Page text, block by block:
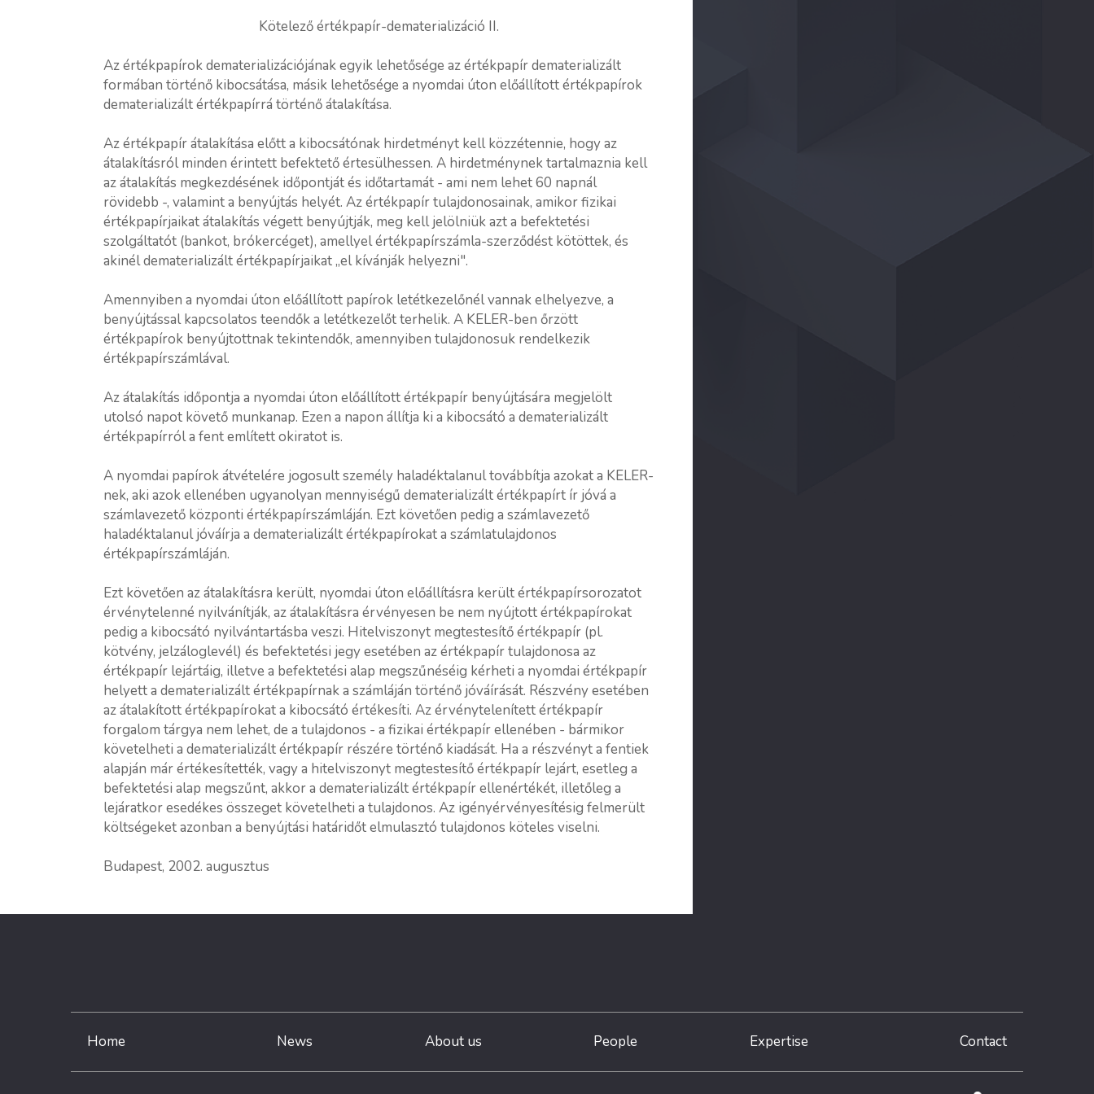
Kötelező értékpapír-dematerializáció II.
Az értékpapírok dematerializációjának egyik lehetősége az értékpapír dematerializált
formában történő kibocsátása, másik lehetősége a nyomdai úton előállított értékpapírok
dematerializált értékpapírrá történő átalakítása.
Az értékpapír átalakítása előtt a kibocsátónak hirdetményt kell közzétennie, hogy az
átalakításról minden érintett befektető értesülhessen. A hirdetménynek tartalmaznia kell
az átalakítás megkezdésének időpontját és időtartamát - ami nem lehet 60 napnál
rövidebb -, valamint a benyújtás helyét. Az értékpapír tulajdonosainak, amikor fizikai
értékpapírjaikat átalakítás végett benyújtják, meg kell jelölniük azt a befektetési
szolgáltatót (bankot, brókercéget), amellyel értékpapírszámla-szerződést kötöttek, és
akinél dematerializált értékpapírjaikat „el kívánják helyezni".
Amennyiben a nyomdai úton előállított papírok letétkezelőnél vannak elhelyezve, a
benyújtással kapcsolatos teendők a letétkezelőt terhelik. A KELER-ben őrzött
értékpapírok benyújtottnak tekintendők, amennyiben tulajdonosuk rendelkezik
értékpapírszámlával.
Az átalakítás időpontja a nyomdai úton előállított értékpapír benyújtására megjelölt
utolsó napot követő munkanap. Ezen a napon állítja ki a kibocsátó a dematerializált
értékpapírról a fent említett okiratot is.
A nyomdai papírok átvételére jogosult személy haladéktalanul továbbítja azokat a KELER-
nek, aki azok ellenében ugyanolyan mennyiségű dematerializált értékpapírt ír jóvá a
számlavezető központi értékpapírszámláján. Ezt követően pedig a számlavezető
haladéktalanul jóváírja a dematerializált értékpapírokat a számlatulajdonos
értékpapírszámláján.
Ezt követően az átalakításra került, nyomdai úton előállításra került értékpapír­sorozatot
érvénytelenné nyilvánítják, az átalakításra érvényesen be nem nyújtott értékpapírokat
pedig a kibocsátó nyilvántartásba veszi. Hitelviszonyt megtestesítő értékpapír (pl.
kötvény, jelzáloglevél) és befektetési jegy esetében az értékpapír tulajdonosa az
értékpapír lejártáig, illetve a befektetési alap megszűnéséig kérheti a nyomdai értékpapír
helyett a dematerializált értékpapírnak a számláján történő jóváírását. Részvény esetében
az átalakított értékpapírokat a kibocsátó értékesíti. Az érvénytelenített értékpapír
forgalom tárgya nem lehet, de a tulajdonos - a fizikai értékpapír ellenében - bármikor
követelheti a dematerializált értékpapír részére történő kiadását. Ha a részvényt a fentiek
alapján már értékesítették, vagy a hitelviszonyt megtestesítő értékpapír lejárt, esetleg a
befektetési alap megszűnt, akkor a dematerializált értékpapír ellenértékét, illetőleg a
lejáratkor esedékes összeget követelheti a tulajdonos. Az igényérvényesítésig felmerült
költségeket azonban a benyújtási határidőt elmulasztó tulajdonos köteles viselni.
Budapest, 2002. augusztus
Home News About us People Expertise Contact